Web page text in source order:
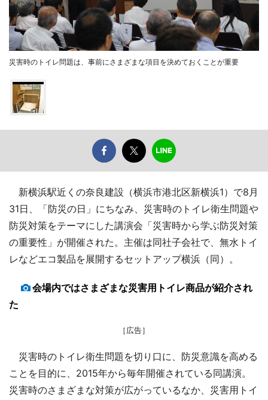
災害時のトイレ問題は、事前にさまざまな項目を決めておくことが重要
新横浜駅近くの奈良建設（横浜市港北区新横浜1）で8月
31日、「防災の日」にちなみ、災害時のトイレ衛生問題や
防災対策をテーマにした講演会「災害時から学ぶ防災対策
の重要性」が開催された。主催は同社子会社で、無水トイ
レなどエコ製品を展開するセットアップ横浜（同）。
会場内ではさまざまな災害用トイレ商品が紹介され
た
［広告］
災害時のトイレ衛生問題を切り口に、防災意識を高める
ことを目的に、2015年から毎年開催されている同講演。
災害時のさまざまな対策が広がっているなか、災害用トイ